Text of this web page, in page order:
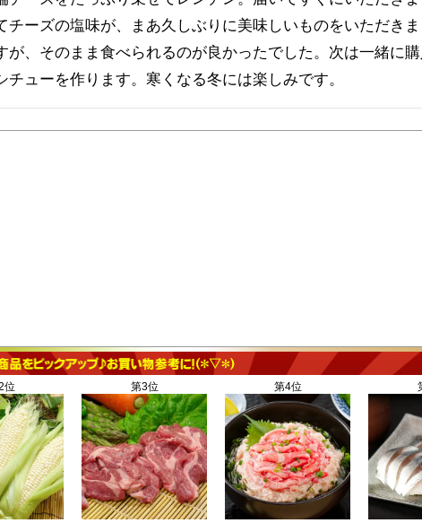
チーズの塩味が、まあ久しぶりに美味しいものをいただき
が、そのまま食べられるのが良かったでした。次は一緒に
ューを作ります。寒くなる冬には楽しみです。
位 第3位 第4位